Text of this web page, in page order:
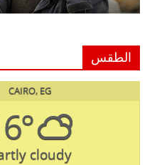
الطقس
CAIRO, EG
cloudy